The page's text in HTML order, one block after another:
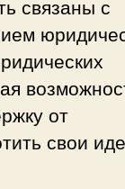
связаны с
от
свои